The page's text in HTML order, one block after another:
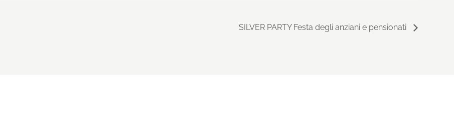
SILVER PARTY Festa degli anziani e pensionati